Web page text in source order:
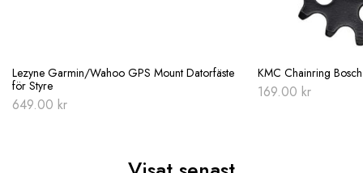
Lezyne Garmin/Wahoo GPS Mount Datorfäste
för Styre
649.00 kr
KMC Chainring
169.00 kr